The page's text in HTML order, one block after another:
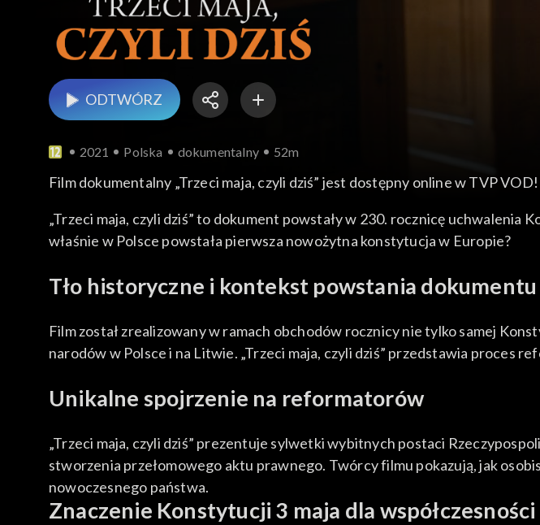
ODTWÓRZ
2021 Polska dokumentalny 52m
Film dokumentalny „Trzeci maja, czyli dziś” jest dostępny online w TVP VOD!
„Trzeci maja, czyli dziś” to dokument powstały w 230. rocznicę uchwalenia
właśnie w Polsce powstała pierwsza nowożytna konstytucja w Europie?
Tło historyczne i kontekst powstania dokumentu
Film został zrealizowany w ramach obchodów rocznicy nie tylko samej
narodów w Polsce i na Litwie. „Trzeci maja, czyli dziś” przedstawia
Unikalne spojrzenie na reformatorów
„Trzeci maja, czyli dziś” prezentuje sylwetki wybitnych postaci
stworzenia przełomowego aktu prawnego. Twórcy filmu pokazują, jak
nowoczesnego państwa.
Znaczenie Konstytucji 3 maja dla współczesności